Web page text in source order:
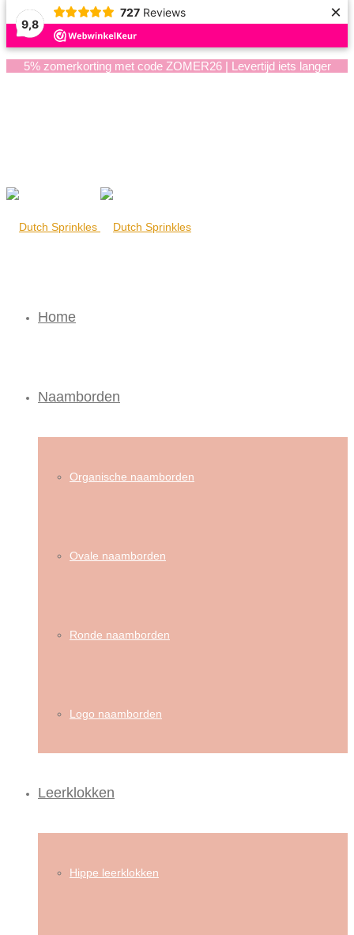
9,8
727 Reviews ×
5% zomerkorting met code ZOMER26 | Levertijd iets langer
Home
Naamborden
Organische naamborden
Ovale naamborden
Ronde naamborden
Logo naamborden
Leerklokken
Hippe leerklokken